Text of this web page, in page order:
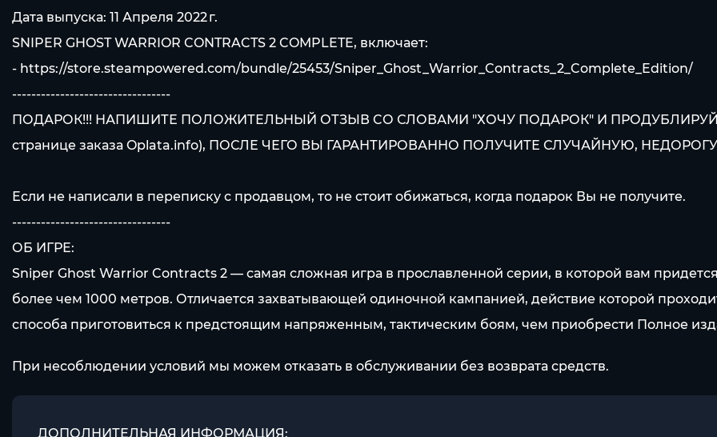
Дата выпуска: 11 Апреля 2022 г.
SNIPER GHOST WARRIOR CONTRACTS 2 COMPLETE, включает:
- https://store.steampowered.com/bundle/25453/Sniper_Ghost_Warrior_Contracts_2_Complete_Edition/
---------------------------------
ПОДАРОК!!! НАПИШИТЕ ПОЛОЖИТЕЛЬНЫЙ ОТЗЫВ CО СЛОВАМИ "ХОЧУ ПОДАРОК" И
странице заказа Oplata.info), ПОСЛЕ ЧЕГО ВЫ ГАРАНТИРОВАННО ПОЛУЧИТЕ СЛУЧАЙНУЮ,
Если не написали в переписку с продавцом, то не стоит обижаться, когда подарок Вы не получите.
---------------------------------
ОБ ИГРЕ:
Sniper Ghost Warrior Contracts 2 — самая сложная игра в прославленной серии, в которой вам
более чем 1000 метров. Отличается захватывающей одиночной кампанией, действие которой
способа приготовиться к предстоящим напряженным, тактическим боям, чем приобрести Полное
При несоблюдении условий мы можем отказать в обслуживании без возврата средств.
ДОПОЛНИТЕЛЬНАЯ ИНФОРМАЦИЯ: